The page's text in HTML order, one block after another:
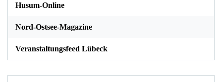
Husum-Online
Nord-Ostsee-Magazine
Veranstaltungsfeed Lübeck